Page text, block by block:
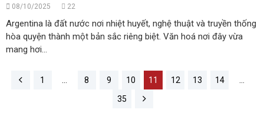
08/10/2025 22
Argentina là đất nước nơi nhiệt huyết, nghệ thuật và truyền thống
hòa quyện thành một bản sắc riêng biệt. Văn hoá nơi đây vừa
mang hơi...
1 8 9 10 11 12 13 14
35